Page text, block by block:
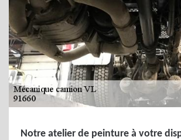
Notre atelier de peinture à votre